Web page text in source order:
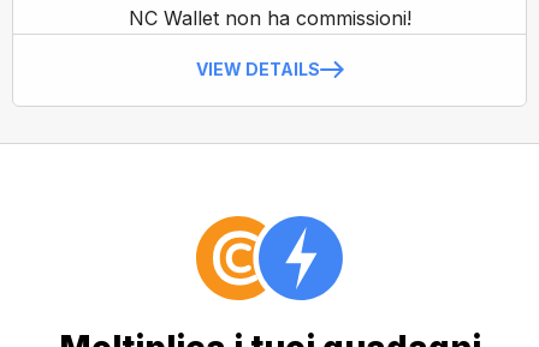
NC Wallet non ha commissioni!
VIEW DETAILS